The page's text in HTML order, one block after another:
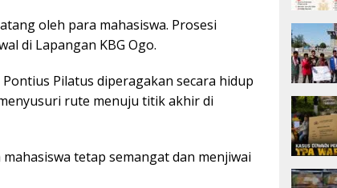
oleh para mahasiswa. Prosesi
di Lapangan KBG Ogo.
Pilatus diperagakan secara hidup
rute menuju titik akhir di
tetap semangat dan menjiwai